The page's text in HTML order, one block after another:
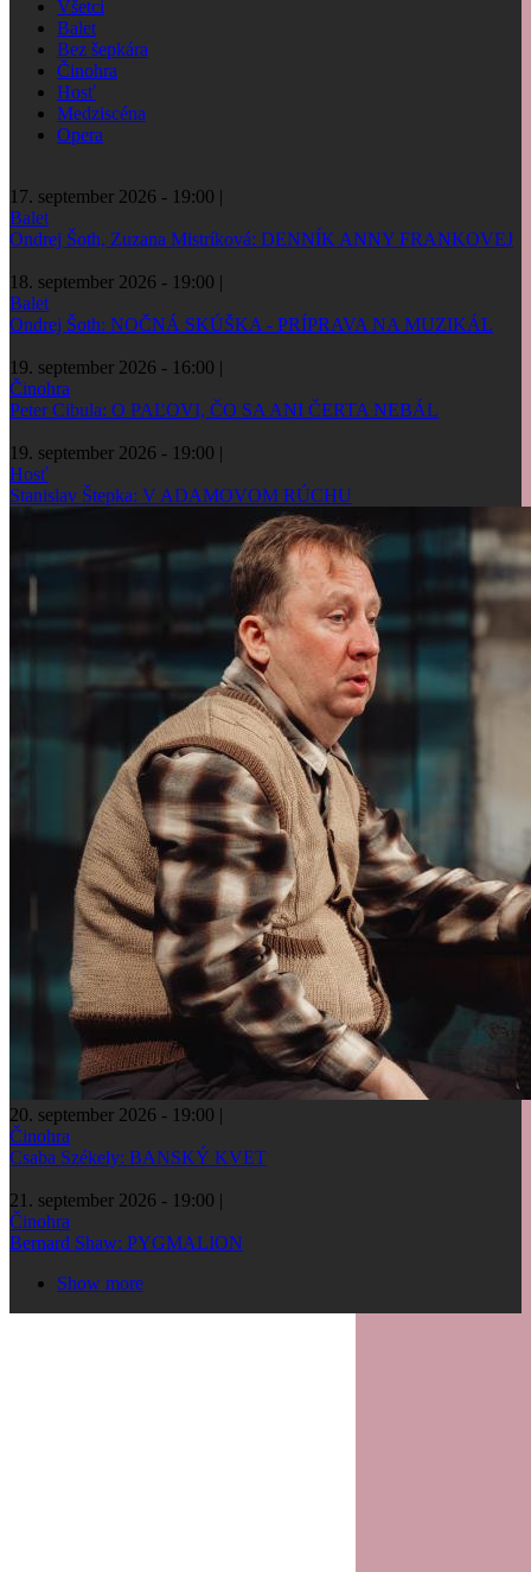
Všetci
Balet
Bez šepkára
Činohra
Hosť
Medziscéna
Opera
17. september 2026 - 19:00 |
Balet
Ondrej Šoth, Zuzana Mistríková: DENNÍK ANNY FRANKOVEJ
18. september 2026 - 19:00 |
Balet
Ondrej Šoth: NOČNÁ SKÚŠKA - PRÍPRAVA NA MUZIKÁL
19. september 2026 - 16:00 |
Činohra
Peter Cibula: O PAĽOVI, ČO SA ANI ČERTA NEBÁL
19. september 2026 - 19:00 |
Hosť
Stanislav Štepka: V ADAMOVOM RÚCHU
20. september 2026 - 19:00 |
Činohra
Csaba Székely: BANSKÝ KVET
21. september 2026 - 19:00 |
Činohra
Bernard Shaw: PYGMALION
Show more